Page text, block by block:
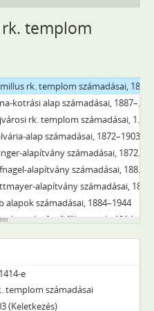
templom
iratok, 1881–1902
iratok, 1872–1944
rk. templom számadásai, 1872–1903
kotrási alap számadásai, 1887–1904
rk. templom számadásai, 1872–1883
alap számadásai, 1872–1903
alapítvány számadásai, 1872–1906
alapítvány számadásai, 1881–1906
alapítvány számadásai, 1872–1894
alapok számadásai, 1884–1944
főkönyvek, 1914–1945
alapítvány főkönyvei, 1870–1906
Imre-alapítvány főkönyvei, 1893–1906
alap számadásai, 1885–1904
iskola-alap számadásai, 1897–1904
számadások, 1872–1942
e
templom számadásai
(Keletkezés)